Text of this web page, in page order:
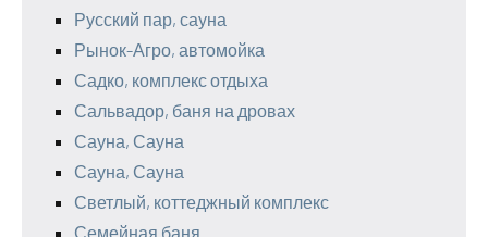
Русский пар, сауна
Рынок-Агро, автомойка
Садко, комплекс отдыха
Сальвадор, баня на дровах
Сауна, Сауна
Сауна, Сауна
Светлый, коттеджный комплекс
Семейная баня